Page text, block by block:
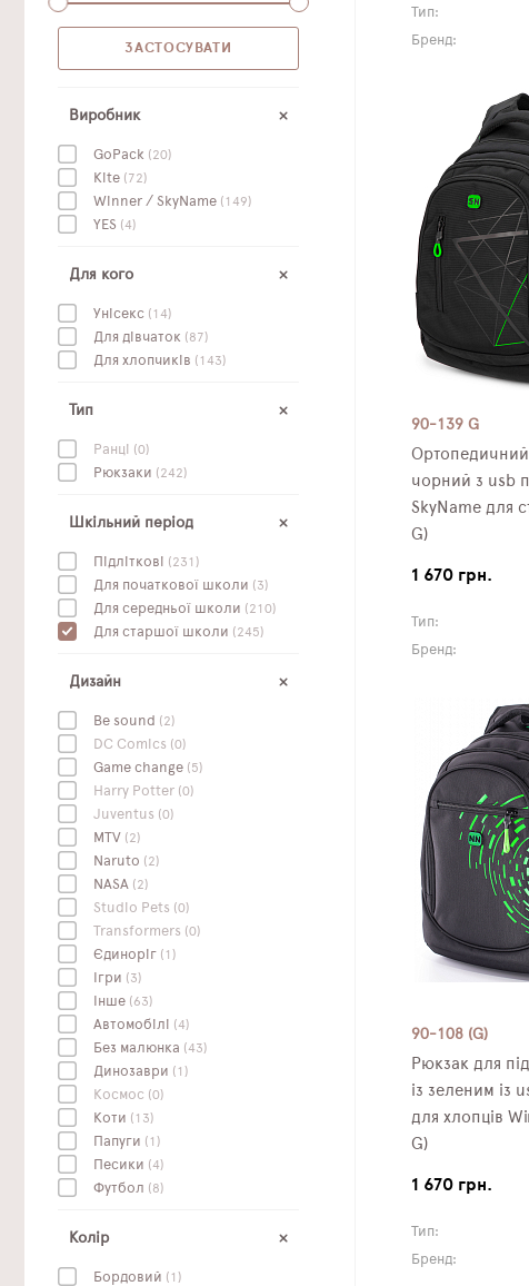
Виробник
GoPack (20)
Kite (72)
Winner / SkyName (149)
YES (4)
Для кого
Унісекс (14)
Для дівчаток (87)
Для хлопчиків (143)
Тип
Ранці (0)
Рюкзаки (242)
Шкільний період
Підліткові (231)
Для початкової школи (3)
Для середньої школи (210)
Для старшої школи (245)
Дизайн
Be sound (2)
DC Сomics (0)
Game change (5)
Harry Potter (0)
Juventus (0)
MTV (2)
Naruto (2)
NASA (2)
Studio Pets (0)
Transformers (0)
Єдиноріг (1)
Ігри (3)
Інше (63)
Автомобілі (4)
Без малюнка (43)
Динозаври (1)
Космос (0)
Коти (13)
Папуги (1)
Песики (4)
Футбол (8)
Колір
Бордовий (1)
Тип:
Бренд:
90-139 G
Ортопедичний
чорний з usb
SkyName для
G)
1 670 грн.
Тип:
Бренд:
90-108 (G)
Рюкзак для
із зеленим із
для хлопців
G)
1 670 грн.
Тип:
Бренд: